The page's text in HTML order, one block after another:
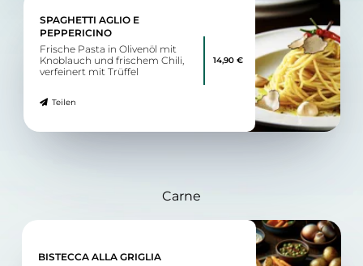
SPAGHETTI AGLIO E
PEPPERICINO
Frische Pasta in Olivenöl mit
Knoblauch und frischem Chili,
verfeinert mit Trüffel
Teilen
14,90 €
Carne
BISTECCA ALLA GRIGLIA